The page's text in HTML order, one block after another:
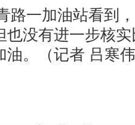
路一加油站看到
也没有进一步核
油。（记者 吕寒